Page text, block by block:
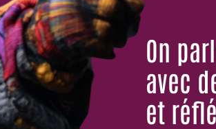
On
avec
et